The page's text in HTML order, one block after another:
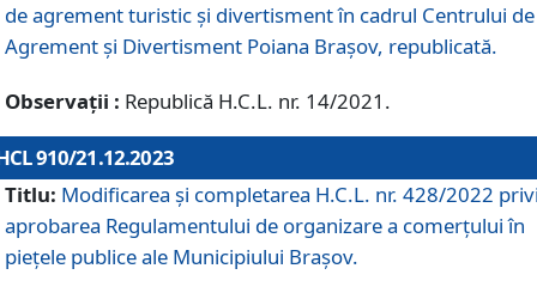
de agrement turistic și divertisment în cadrul Centrului de
Agrement și Divertisment Poiana Brașov, republicată.
Observații : Republică H.C.L. nr. 14/2021.
910/21.12.2023
Titlu: Modificarea și completarea H.C.L. nr. 428/2022
aprobarea Regulamentului de organizare a comerțului în
piețele publice ale Municipiului Braşov.